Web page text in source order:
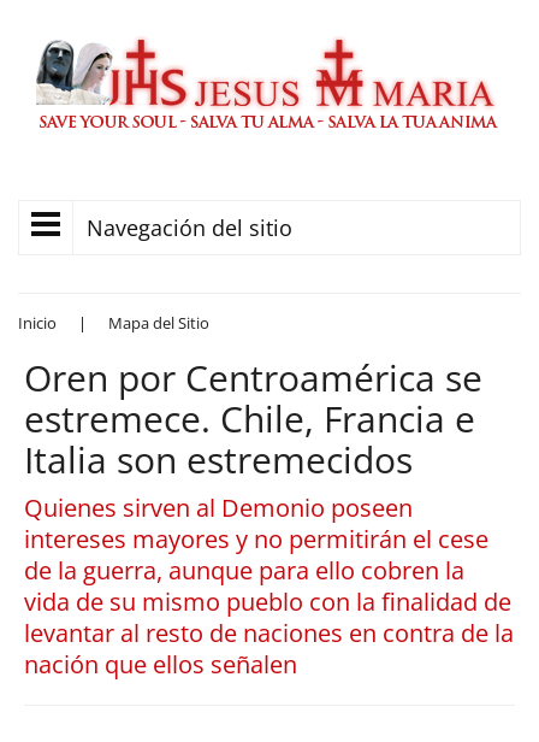
Navegación del sitio
Inicio | Mapa del Sitio
Oren por Centroamérica se
estremece. Chile, Francia e
Italia son estremecidos
Quienes sirven al Demonio poseen
intereses mayores y no permitirán el cese
de la guerra, aunque para ello cobren la
vida de su mismo pueblo con la finalidad de
levantar al resto de naciones en contra de la
nación que ellos señalen